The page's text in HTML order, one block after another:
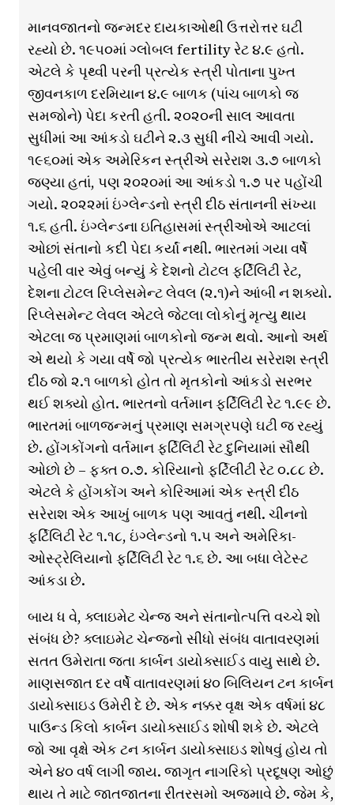
માનવજાતનો જન્મદર દાયકાઓથી ઉત્તરોત્તર ઘટી
રહ્યો છે. ૧૯૫૦માં ગ્લોબલ fertility રેટ ૪.૯ હતો.
એટલે કે પૃથ્વી પરની પ્રત્યેક સ્ત્રી પોતાના પુખ્ત
જીવનકાળ દરમિયાન ૪.૯ બાળક (પાંચ બાળકો જ
સમજોને) પેદા કરતી હતી. ૨૦૨૦ની સાલ આવતા
સુધીમાં આ આંકડો ઘટીને ૨.૩ સુધી નીચે આવી ગયો.
૧૯૬૦માં એક અમેરિકન સ્ત્રીએ સરેરાશ ૩.૭ બાળકો
જણ્યા હતાં, પણ ૨૦૨૦માં આ આંકડો ૧.૭ પર પહોંચી
ગયો. ૨૦૨૨માં ઇંગ્લેન્ડનો સ્ત્રી દીઠ સંતાનની સંખ્યા
૧.૬ હતી. ઇંગ્લેન્ડના ઇતિહાસમાં સ્ત્રીઓએ આટલાં
ઓછાં સંતાનો કદી પેદા કર્યાં નથી. ભારતમાં ગયા વર્ષે
પહેલી વાર એવું બન્યું કે દેશનો ટોટલ ફર્ટિલિટી રેટ,
દેશના ટોટલ રિપ્લેસમેન્ટ લેવલ (૨.૧)ને આંબી ન શક્યો.
રિપ્લેસમેન્ટ લેવલ એટલે જેટલા લોકોનું મૃત્યુ થાય
એટલા જ પ્રમાણમાં બાળકોનો જન્મ થવો. આનો અર્થ
એ થયો કે ગયા વર્ષે જો પ્રત્યેક ભારતીય સરેરાશ સ્ત્રી
દીઠ જો ૨.૧ બાળકો હોત તો મૃતકોનો આંકડો સરભર
થઈ શક્યો હોત. ભારતનો વર્તમાન ફર્ટિલિટી રેટ ૧.૯૯ છે.
ભારતમાં બાળજન્મનું પ્રમાણ સમગ્રપણે ઘટી જ રહ્યું
છે. હોંગકોંગનો વર્તમાન ફર્ટિલિટી રેટ દુનિયામાં સૌથી
ઓછો છે – ફક્ત ૦.૭. કોરિયાનો ફર્ટિલીટી રેટ ૦.૮૮ છે.
એટલે કે હોંગકોંગ અને કોરિઆમાં એક સ્ત્રી દીઠ
સરેરાશ એક આખું બાળક પણ આવતું નથી. ચીનનો
ફર્ટિલિટી રેટ ૧.૧૮, ઇંગ્લેન્ડનો ૧.૫ અને અમેરિકા-
ઓસ્ટ્રેલિયાનો ફર્ટિલિટી રેટ ૧.૬ છે. આ બધા લેટેસ્ટ
આંકડા છે.
બાય ધ વે, ક્લાઇમેટ ચેન્જ અને સંતાનોત્પત્તિ વચ્ચે શો
સંબંધ છે? ક્લાઇમેટ ચેન્જનો સીધો સંબંધ વાતાવરણમાં
સતત ઉમેરાતા જતા કાર્બન ડાયોક્સાઈડ વાયુ સાથે છે.
માણસજાત દર વર્ષે વાતાવરણમાં ૪૦ બિલિયન ટન કાર્બન
ડાયોક્સાઇડ ઉમેરી દે છે. એક નક્કર વૃક્ષ એક વર્ષમાં ૪૮
પાઉન્ડ કિલો કાર્બન ડાયોક્સાઈડ શોષી શકે છે. એટલે
જો આ વૃક્ષે એક ટન કાર્બન ડાયોક્સાઇડ શોષવું હોય તો
એને ૪૦ વર્ષ લાગી જાય. જાગૃત નાગરિકો પ્રદૂષણ ઓછું
થાય તે માટે જાતજાતના રીતરસમો અજમાવે છે. જેમ કે,